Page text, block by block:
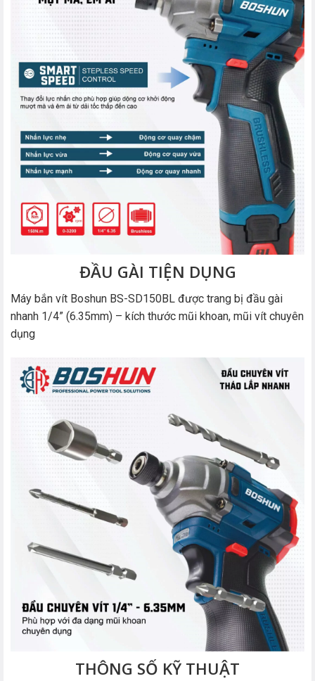
ĐẦU GÀI TIỆN DỤNG
Máy bắn vít Boshun BS-SD150BL được trang bị đầu gài
nhanh 1/4” (6.35mm) – kích thước mũi khoan, mũi vít chuyên
dụng
THÔNG SỐ KỸ THUẬT